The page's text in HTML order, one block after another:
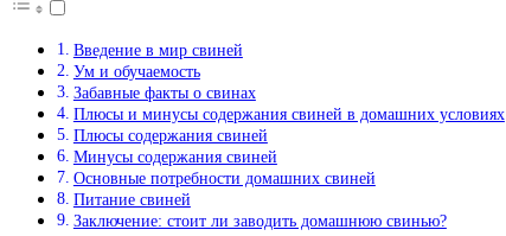
Введение в мир свиней
Ум и обучаемость
Забавные факты о свинах
Плюсы и минусы содержания свиней в домашних условиях
Плюсы содержания свиней
Минусы содержания свиней
Основные потребности домашних свиней
Питание свиней
Заключение: стоит ли заводить домашнюю свинью?